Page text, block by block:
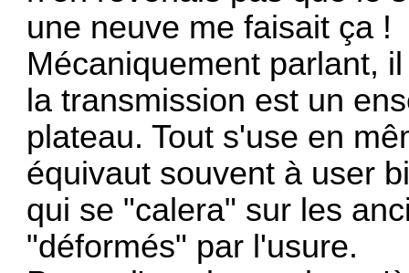
une neuve me faisait ça !
Mécaniquement parlant,
la transmission est un
plateau. Tout s'use en
équivaut souvent à user
qui se "calera" sur les
"déformés" par l'usure.